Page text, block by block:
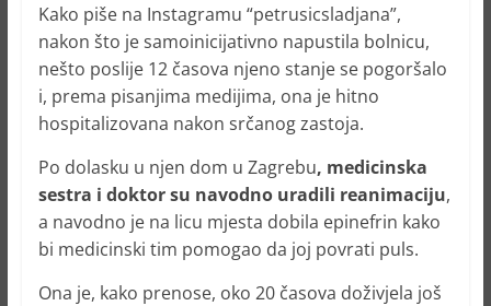
Kako piše na Instagramu “petrusicsladjana”,
nakon što je samoinicijativno napustila bolnicu,
nešto poslije 12 časova njeno stanje se pogoršalo
i, prema pisanjima medijima, ona je hitno
hospitalizovana nakon srčanog zastoja.
Po dolasku u njen dom u Zagrebu, medicinska
sestra i doktor su navodno uradili reanimaciju,
a navodno je na licu mjesta dobila epinefrin kako
bi medicinski tim pomogao da joj povrati puls.
Ona je, kako prenose, oko 20 časova doživjela još